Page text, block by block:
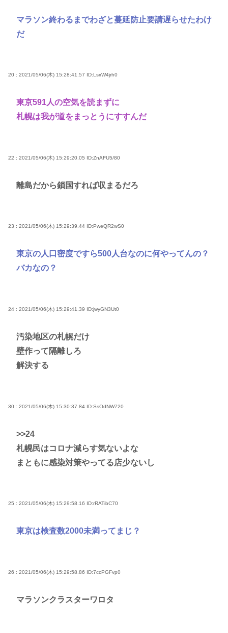
マラソン終わるまでわざと蔓延防止要請遅らせたわけ
だ
20 : 2021/05/06(木) 15:28:41.57 ID:LsxW4jrh0
東京591人の空気を読まずに
札幌は我が道をまっとうにすすんだ
22 : 2021/05/06(木) 15:29:20.05 ID:ZnAFU5/80
離島だから鎖国すれば収まるだろ
23 : 2021/05/06(木) 15:29:39.44 ID:PweQR2wS0
東京の人口密度ですら500人台なのに何やってんの？
バカなの？
24 : 2021/05/06(木) 15:29:41.39 ID:jwyGN3Ut0
汚染地区の札幌だけ
壁作って隔離しろ
解決する
30 : 2021/05/06(木) 15:30:37.84 ID:SsOdNW720
>>24
札幌民はコロナ減らす気ないよな
まともに感染対策やってる店少ないし
25 : 2021/05/06(木) 15:29:58.16 ID:rRATibC70
東京は検査数2000未満ってまじ？
26 : 2021/05/06(木) 15:29:58.86 ID:7ccPGFvp0
マラソンクラスターワロタ